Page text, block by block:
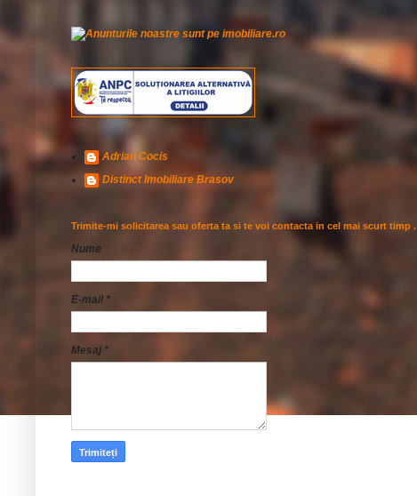
Adrian Cocis
Distinct Imobiliare Brasov
Trimite-mi solicitarea sau oferta ta si te voi contacta in cel mai scurt timp .
Nume
E-mail *
Mesaj *